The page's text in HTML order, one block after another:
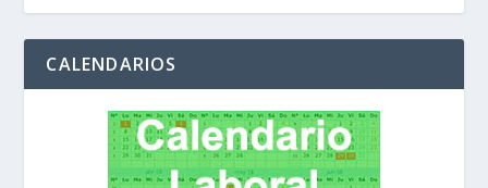
CALENDARIOS